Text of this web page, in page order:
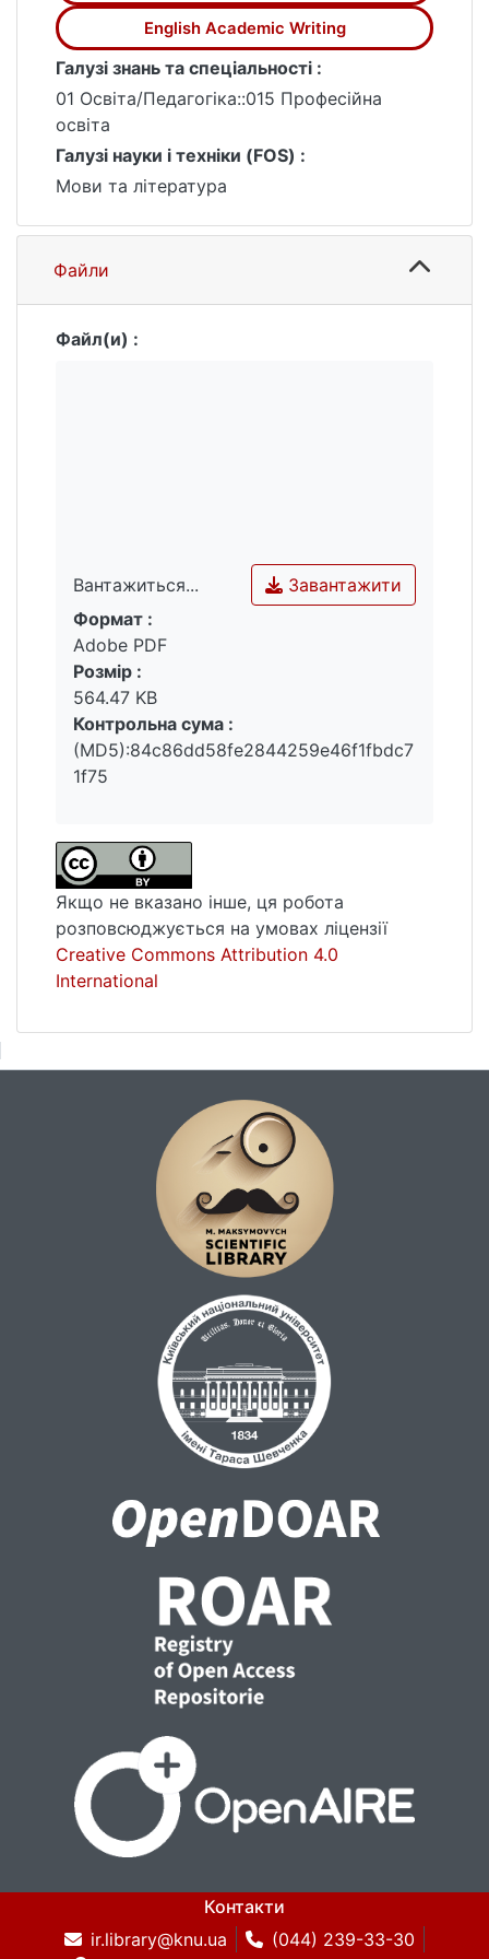
English Academic Writing
Галузі знань та спеціальності :
01 Освіта/Педагогіка::015 Професійна
освіта
Галузі науки і техніки (FOS) :
Мови та література
Файли
Файл(и) :
Вантажиться...
Вантажиться...
Завантажити
Формат :
Adobe PDF
Розмір :
564.47 KB
Контрольна сума :
(MD5):84c86dd58fe2844259e46f1fbdc7
1f75
Якщо не вказано інше, ця робота
розповсюджується на умовах ліцензії
Creative Commons Attribution 4.0
International
Контакти
ir.library@knu.ua
(044) 239-33-30